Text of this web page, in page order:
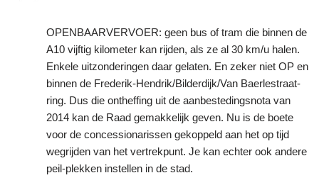
OPENBAARVERVOER: geen bus of tram die binnen de
A10 vijftig kilometer kan rijden, als ze al 30 km/u halen.
Enkele uitzonderingen daar gelaten. En zeker niet OP en
binnen de Frederik-Hendrik/Bilderdijk/Van Baerlestraat-
ring. Dus die ontheffing uit de aanbestedingsnota van
2014 kan de Raad gemakkelijk geven. Nu is de boete
voor de concessionarissen gekoppeld aan het op tijd
wegrijden van het vertrekpunt. Je kan echter ook andere
peil-plekken instellen in de stad.